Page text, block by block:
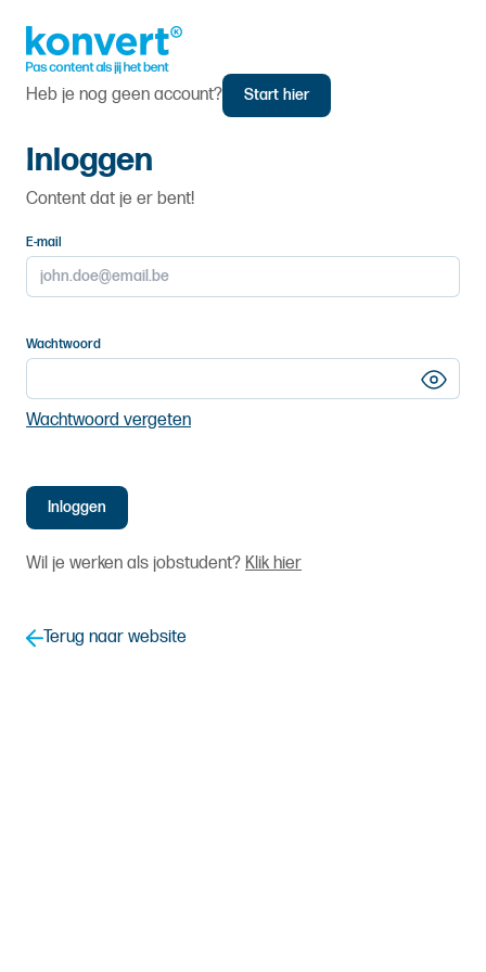
Heb je nog geen account? Start hier
Inloggen
Content dat je er bent!
E-mail
Wachtwoord
Wachtwoord vergeten
Wil je werken als jobstudent? Klik hier
Terug naar website